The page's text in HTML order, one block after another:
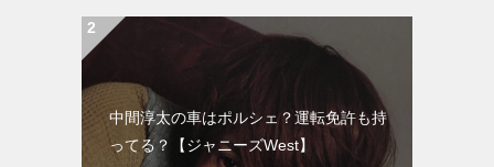
中間淳太の車はポルシェ？運転免許も持
ってる？【ジャニーズWest】